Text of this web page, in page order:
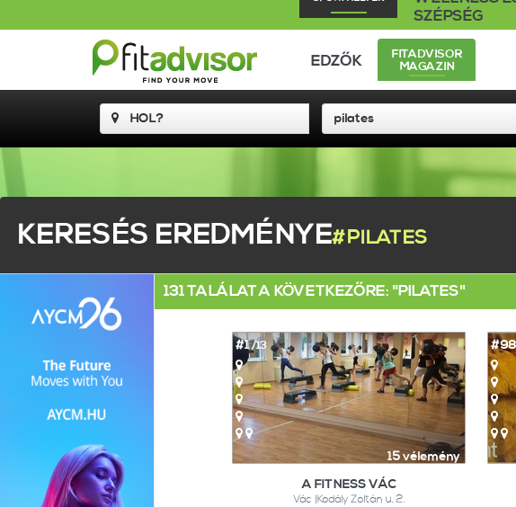
SZÉPSÉG
EDZŐK
FITADVISOR
MAGAZIN
KERESÉS EREDMÉNYE#PILATES
131 TALÁLAT A KÖVETKEZŐRE: "PILATES"
15 vélemény
#1/13
A FITNESS VÁC
Vác |Kodály Zoltán u. 2.